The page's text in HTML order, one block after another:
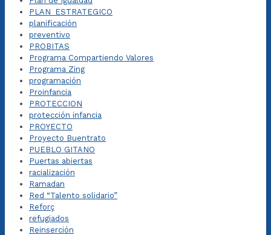
PLAN_ESTRATEGICO
planificación
preventivo
PROBITAS
Programa Compartiendo Valores
Programa Zing
programación
Proinfancia
PROTECCION
protección infancia
PROYECTO
Proyecto Buentrato
PUEBLO GITANO
Puertas abiertas
racialización
Ramadan
Red “Talento solidario”
Reforç
refugiados
Reinserción